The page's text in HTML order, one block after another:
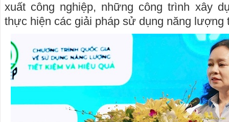
xuất công nghiệp, những công trình xây
thực hiện các giải pháp sử dụng năng lượng